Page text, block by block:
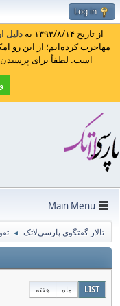
Log in
از تاریخ ۱۳۹۳/۸/۱۴ به دلیل
مهاجرت کرده‌ایم؛ از این رو
است. لطفاً برای
Main Menu
تالار گفتگوی پارسی‌لاتک ◄
LIST ماه هفته